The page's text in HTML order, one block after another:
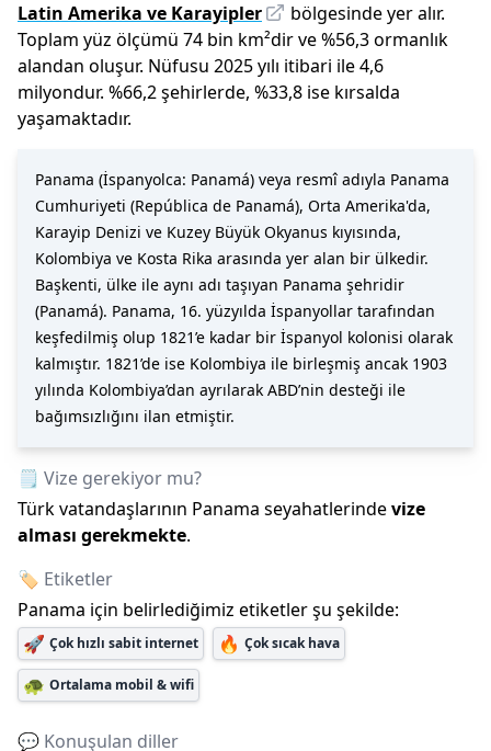
Latin Amerika ve Karayipler
bölgesinde yer alır.
Toplam yüz ölçümü 74 bin km²dirve%56,3ormanlık
alandan oluşur. Nüfusu 2025yılı itibari ile4,6
milyondur. %66,2şehirlerde, %33,8 ise kırsalda
yaşamaktadır.
Panama (İspanyolca: Panamá) veya resmî adıyla Panama
Cumhuriyeti (República de Panamá), Orta Amerika'da,
Karayip Denizi ve Kuzey Büyük Okyanus kıyısında,
Kolombiya ve Kosta Rika arasında yer alan bir ülkedir.
Başkenti, ülke ile aynı adı taşıyan Panama şehridir
(Panamá). Panama, 16. yüzyılda İspanyollar tarafından
keşfedilmiş olup 1821’e kadar bir İspanyol kolonisi olarak
kalmıştır. 1821’de ise Kolombiya ile birleşmiş ancak 1903
yılında Kolombiya’dan ayrılarak ABD’nin desteği ile
bağımsızlığını ilan etmiştir.
🗒️ Vize gerekiyor mu?
Türk vatandaşlarının Panama seyahatlerindevize
alması gerekmekte.
🏷️ Etiketler
Panama için belirlediğimiz etiketler şu şekilde:
🚀 Çok hızlı sabit internet 🔥 Çok sıcak hava
🐢 Ortalama mobil & wifi
💬 Konuşulan diller